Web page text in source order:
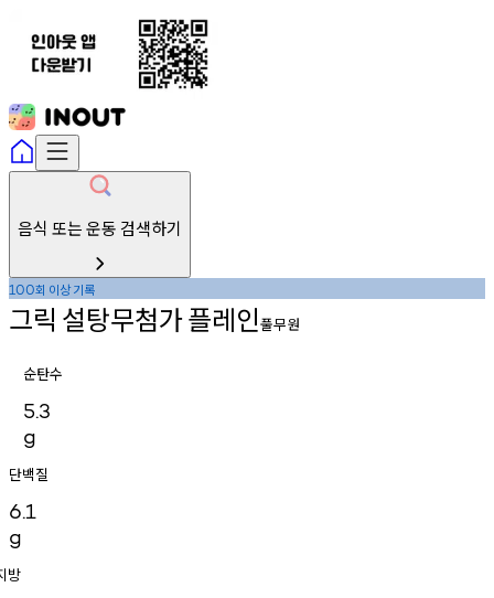
음식 또는 운동 검색하기
100회 이상기록
그릭 설탕무첨가플레인풀무원
순탄수
5.3
g
단백질
6.1
g
방